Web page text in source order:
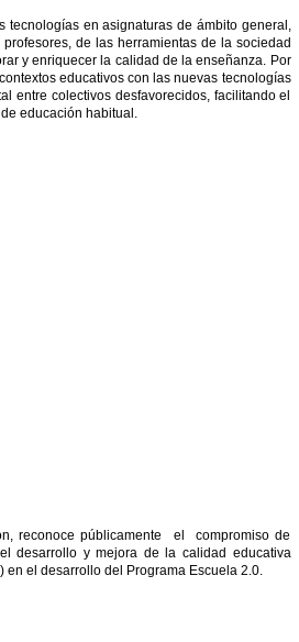
en asignaturas de ámbito general,
de las herramientas de la sociedad
y enriquecer la calidad de la enseñanza. Por
educativos con las nuevas tecnologías
entre colectivos desfavorecidos, facilitando el
educación habitual.
reconoce públicamente el compromiso de
desarrollo y mejora de la calidad educativa
en el desarrollo del Programa Escuela 2.0.